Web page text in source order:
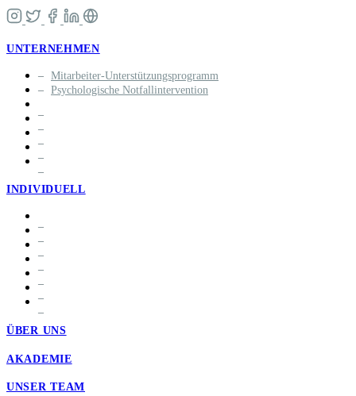
UNTERNEHMEN
Mitarbeiter-Unterstützungsprogramm
Psychologische Notfallintervention
INDIVIDUELL
ÜBER UNS
AKADEMIE
UNSER TEAM